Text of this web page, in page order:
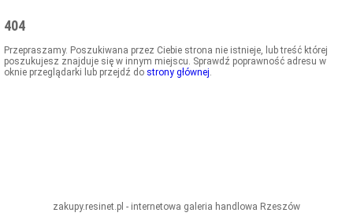
GASTRONOMIA
404
Przepraszamy. Poszukiwana przez Ciebie strona nie istnieje, lub treść której
poszukujesz znajduje się w innym miejscu. Sprawdź poprawność adresu w
oknie przeglądarki lub przejdź do strony głównej.
zakupy.resinet.pl - internetowa galeria handlowa Rzeszów